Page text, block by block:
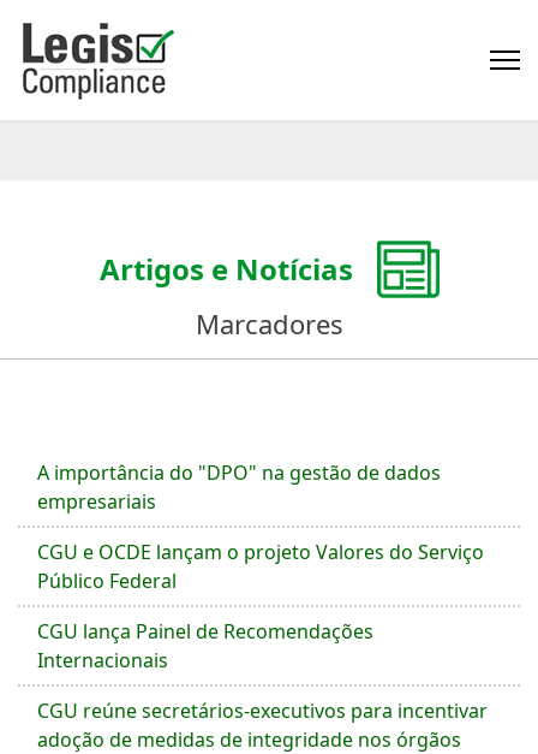
Artigos e Notícias
Marcadores
A importância do "DPO" na gestão de dados
empresariais
CGU e OCDE lançam o projeto Valores do Serviço
Público Federal
CGU lança Painel de Recomendações
Internacionais
CGU reúne secretários-executivos para incentivar
adoção de medidas de integridade nos órgãos